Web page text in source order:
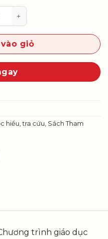
Khoa học tự nhiên 7
giỏ
hiểu, tra cứu Sách Tham
trình giáo dục